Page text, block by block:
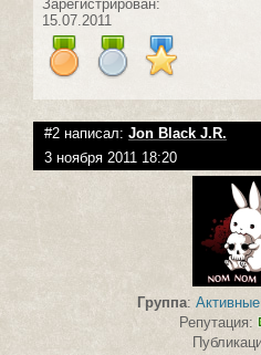
Зарегистрирован:
15.07.2011
#2 написал: Jon Black J.R.
3 ноября 2011 18:20
Группа:
Репутация: